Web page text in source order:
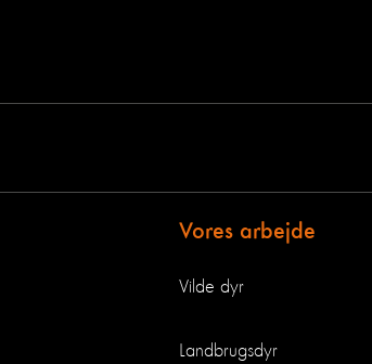
Vores arbejde
Vilde dyr
Landbrugsdyr